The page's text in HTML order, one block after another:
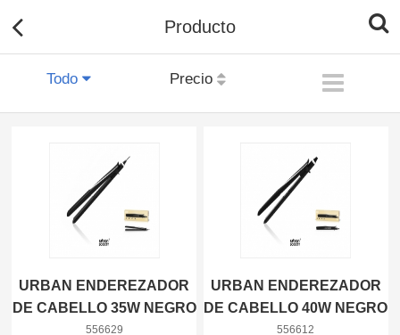
Producto
Todo Precio
URBAN ENDEREZADOR
DE CABELLO 35W NEGRO
8433962556629
556629
URBAN ENDEREZADOR
DE CABELLO 40W NEGRO
8433962556612
556612